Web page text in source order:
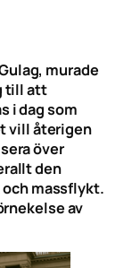
murade
till att
i dag som
vill återigen
över
den
massflykt.
av